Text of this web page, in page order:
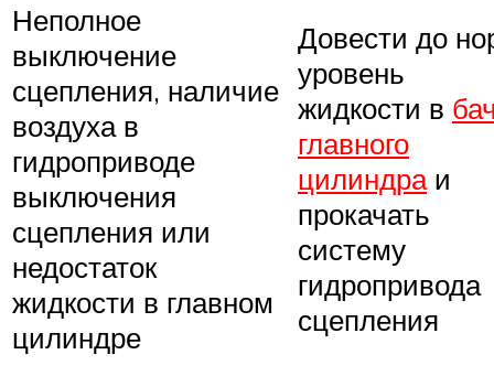
Неполное
выключение
сцепления, наличие
воздуха в
гидроприводе
выключения
сцепления или
недостаток
жидкости в главном
цилиндре
Довести до
уровень
жидкости в
главного
цилиндраи
прокачать
систему
гидропривода
сцепления